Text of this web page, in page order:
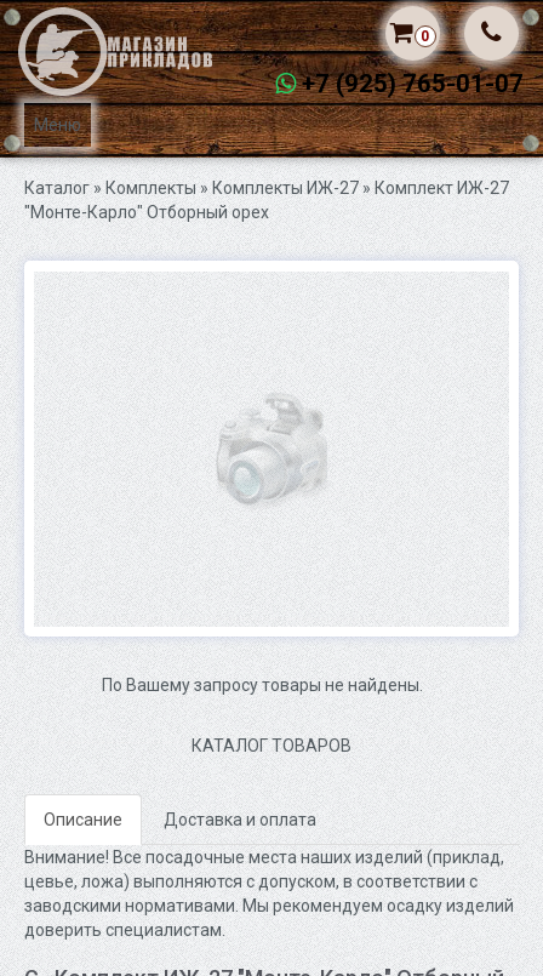
Меню
+7 (925) 765-01-07
0
Каталог» Комплекты »Комплекты ИЖ-27» Комплект ИЖ-27
"Монте-Карло" Отборный орех
По Вашему запросу товары не найдены.
КАТАЛОГ ТОВАРОВ
Описание
Доставка и оплата
Внимание! Все посадочные места наших изделий (приклад,
цевье, ложа) выполняются с допуском, в соответствии с
заводскими нормативами. Мы рекомендуем осадку изделий
доверить специалистам.